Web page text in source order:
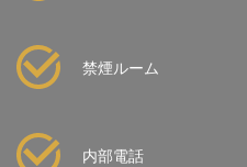
禁煙ルーム
内部電話